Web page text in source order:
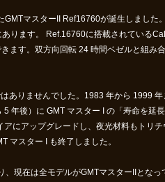
マスターII Ref16760が誕生しました
ります。 Ref.16760に搭載されている
ます。双方向回転 24 時間ベゼルと組み
ありませんでした。1983 年から 1999
年後）に GMT マスター I の「寿命を延
にアップグレードし、夜光材料もトリ
マスター I も終了しました。
現在は全モデルがGMTマスターIIとなっ